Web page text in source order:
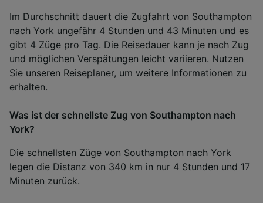
Im Durchschnitt dauert die Zugfahrt von Southampton
nach York ungefähr 4 Stunden und 43 Minuten und es
gibt 4 Züge pro Tag. Die Reisedauer kann je nach Zug
und möglichen Verspätungen leicht variieren. Nutzen
Sie unseren Reiseplaner, um weitere Informationen zu
erhalten.
Was ist der schnellste Zug von Southampton nach
York?
Die schnellsten Züge von Southampton nach York
legen die Distanz von 340 km in nur 4 Stunden und 17
Minuten zurück.